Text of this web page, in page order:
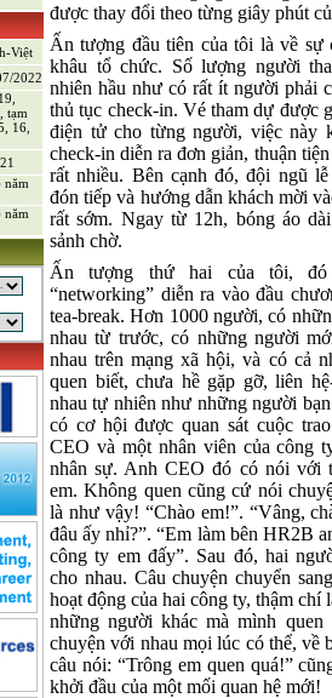
Việt
2022
tạm
16,
được thay đổi theo từng giây phút
Ấn tượng đầu tiên của tôi là về sự
khâu tổ chức. Số lượng người
nhiên hầu như có rất ít người phải
thủ tục check-in. Vé tham dự được
điện tử cho từng người, việc này
check-in diễn ra đơn giản, thuận
rất nhiều. Bên cạnh đó, đội ngũ
đón tiếp và hướng dẫn khách mời
rất sớm. Ngay từ 12h, bóng áo
sảnh chờ.
Ấn tượng thứ hai của tôi,
“networking” diễn ra vào đầu
tea-break. Hơn 1000 người, có
nhau từ trước, có những người
nhau trên mạng xã hội, và có cả
quen biết, chưa hề gặp gỡ, liên
nhau tự nhiên như những người
có cơ hội được quan sát cuộc
CEO và một nhân viên của công
nhân sự. Anh CEO đó có nói với
em. Không quen cũng cứ nói
là như vậy! “Chào em!”. “Vâng,
đâu ấy nhỉ?”. “Em làm bên HR2B
công ty em đấy”. Sau đó, hai
cho nhau. Câu chuyện chuyển
hoạt động của hai công ty, thậm chí
những người khác mà mình
chuyện với nhau mọi lúc có thể, về
câu nói: “Trông em quen quá!”
khởi đầu của một mối quan hệ mới!